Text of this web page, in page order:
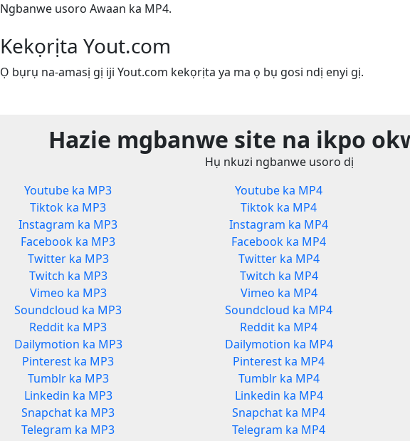
Ngbanwe usoro Awaan ka MP4.
Kekọrịta Yout.com
Ọ bụrụ na-amasị gị iji Yout.com kekọrịta ya ma ọ bụ gosi ndị enyi gị.
Hazie mgbanwe site na ikpo
Hụ nkuzi ngbanwe usoro dị
Youtube ka MP3
Tiktok ka MP3
Instagram ka MP3
Facebook ka MP3
Twitter ka MP3
Twitch ka MP3
Vimeo ka MP3
Soundcloud ka MP3
Reddit ka MP3
Dailymotion ka MP3
Pinterest ka MP3
Tumblr ka MP3
Linkedin ka MP3
Snapchat ka MP3
Telegram ka MP3
Youtube ka MP4
Tiktok ka MP4
Instagram ka MP4
Facebook ka MP4
Twitter ka MP4
Twitch ka MP4
Vimeo ka MP4
Soundcloud ka MP4
Reddit ka MP4
Dailymotion ka MP4
Pinterest ka MP4
Tumblr ka MP4
Linkedin ka MP4
Snapchat ka MP4
Telegram ka MP4